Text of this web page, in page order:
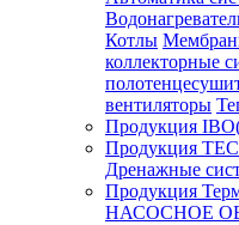
Котлы
коллекторные
вентиляторы
Продукция
Продукция
Дренажные
Продукция
НАСОСНОЕ